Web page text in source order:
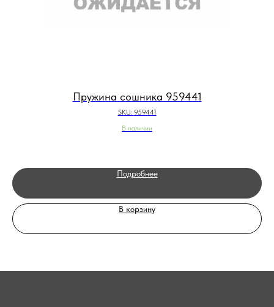
Пружина сошника 959441
SKU: 959441
В наличии
Подробнее
В корзину